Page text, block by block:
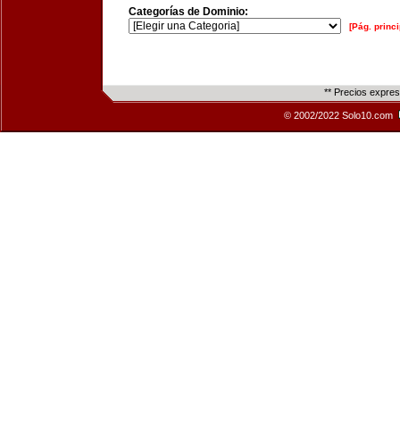
Categorías de Dominio:
[Pág.
** Precios
© 2002/2022 Solo10.com